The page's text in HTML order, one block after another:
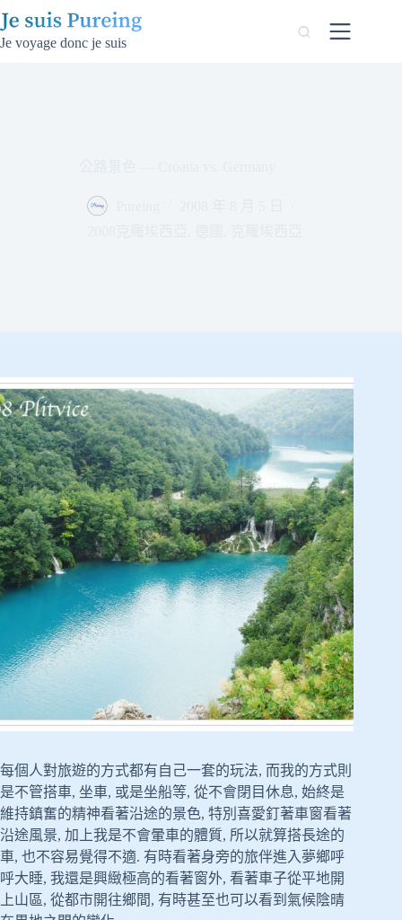
跳
至
Je voyage donc je suis
每個人對旅遊的方式都有自己一套的玩法, 而我的方式則
是不管搭車, 坐車, 或是坐船等, 從不會閉目休息, 始終是
維持鎮奮的精神看著沿途的景色, 特別喜愛釘著車窗看著
沿途風景, 加上我是不會暈車的體質, 所以就算搭長途的
車, 也不容易覺得不適. 有時看著身旁的旅伴進入夢鄉呼
呼大睡, 我還是興緻極高的看著窗外, 看著車子從平地開
上山區, 從都市開往鄉間, 有時甚至也可以看到氣候陰晴